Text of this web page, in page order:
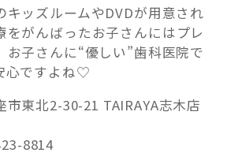
キッズルームやDVDが用意され
をがんばったお子さんにはプレ
お子さんに“優しい”歯科医院で
心ですよね♡
市東北2-30-21 TAIRAYA志木店
8814